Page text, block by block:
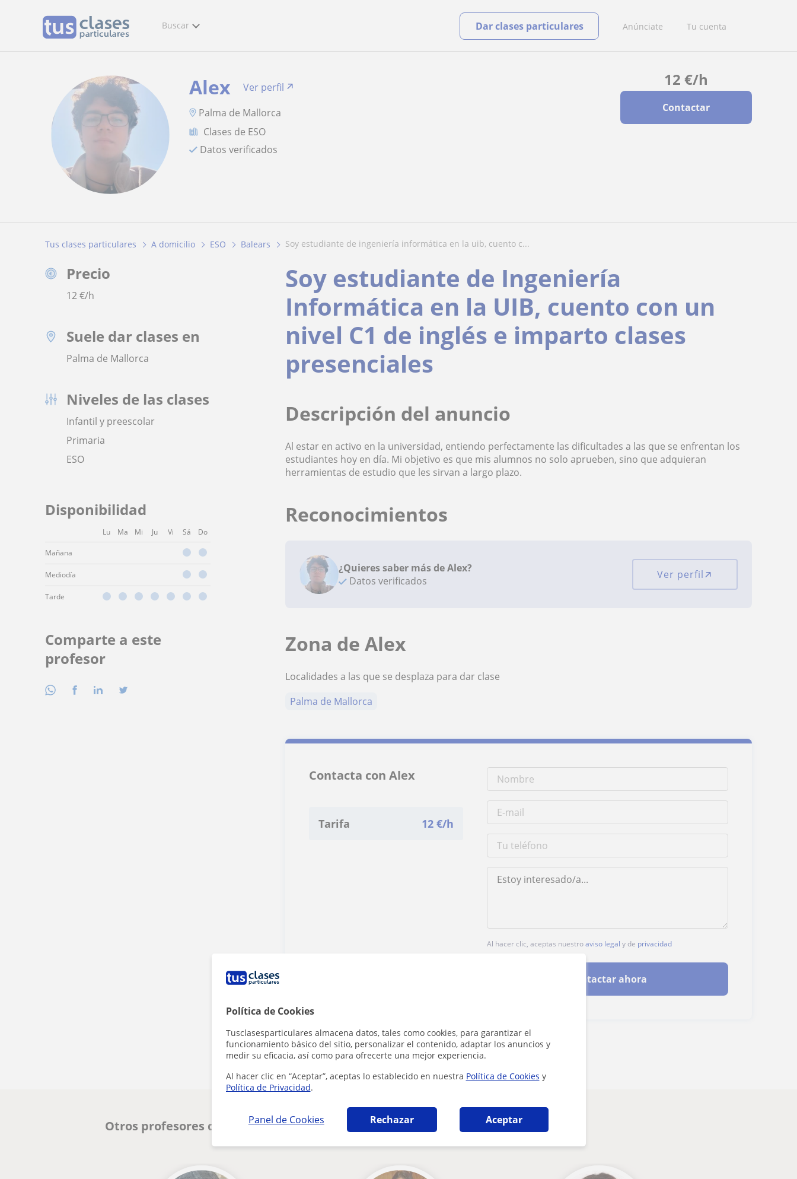
Política de Cookies
Tusclasesparticulares almacena datos, tales como cookies, para garantizar el
funcionamiento básico del sitio, personalizar el contenido, adaptar los anuncios y
medir su eficacia, así como para ofrecerte una mejor experiencia.
Al hacer clic en “Aceptar”, aceptas lo establecido en nuestra Política de Cookies y
Política de Privacidad.
Panel de Cookies Rechazar Aceptar
Buscar Anúnciate Tu cuenta
Dar clases particulares
12 €/h
Contactar
Alex
Ver perfil
Palma de Mallorca
Clases de ESO
Datos verificados
Tus clases particulares A domicilio ESO Balears soy estudiante de ingeniería informática en la uib, cuento c...
Precio
12€/h
Suele dar clases en
Palma de Mallorca
Niveles de las clases
Infantil y preescolar
Primaria
ESO
Disponibilidad
Lu Ma Mi Ju Vi Sá Do
Mañana
Mediodía
Tarde
Comparte a este
profesor
Soy estudiante de Ingeniería
Informática en la UIB, cuento con un
nivel C1 de inglés e imparto clases
presenciales
Descripción del anuncio
Al estar en activo en la universidad, entiendo perfectamente las dificultades a las que se enfrentan los
estudiantes hoy en día. Mi objetivo es que mis alumnos no solo aprueben, sino que adquieran
herramientas de estudio que les sirvan a largo plazo.
Reconocimientos
¿Quieres saber más de Alex?
Datos verificados
Ver perfil
Zona de Alex
Localidades a las que se desplaza para dar clase
Palma de Mallorca
Contacta con Alex
Tarifa 12 €/h
Al hacer clic, aceptas nuestroaviso legal y de privacidad
Contactar ahora
¿Hay algún error en este perfil?Cuéntanos
Otros profesores de ESO en Palma de Mallorca que pueden interesarte